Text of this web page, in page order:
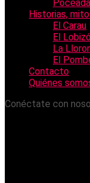
Historias,
El Carau
El
La
El
Contacto
Quiénes
Conéctate con